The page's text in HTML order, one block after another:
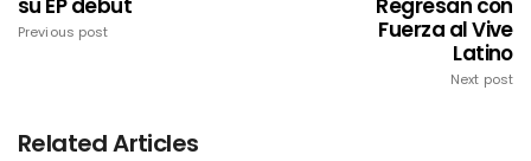
Previous post
Fuerza al Vive
Latino
Next post
Related Articles